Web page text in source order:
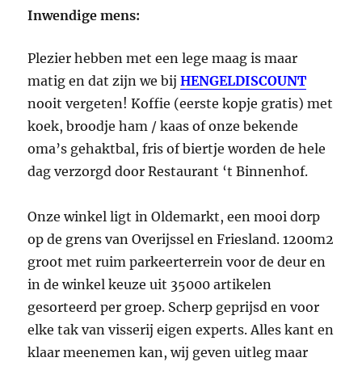
Inwendige mens:
Plezier hebben met een lege maag is maar
matig en dat zijn we bijHENGELDISCOUNT
nooit vergeten! Koffie (eerste kopje gratis) met
koek, broodje ham / kaas of onze bekende
oma’s gehaktbal, fris of biertje worden de hele
dag verzorgd door Restaurant ‘t Binnenhof.
Onze winkel ligt in Oldemarkt, een mooi dorp
op de grens van Overijssel en Friesland. 1200m2
groot met ruim parkeerterrein voor de deur en
in de winkel keuze uit 35000 artikelen
gesorteerd per groep. Scherp geprijsd en voor
elke tak van visserij eigen experts. Alles kant en
klaar meenemen kan, wij geven uitleg maar